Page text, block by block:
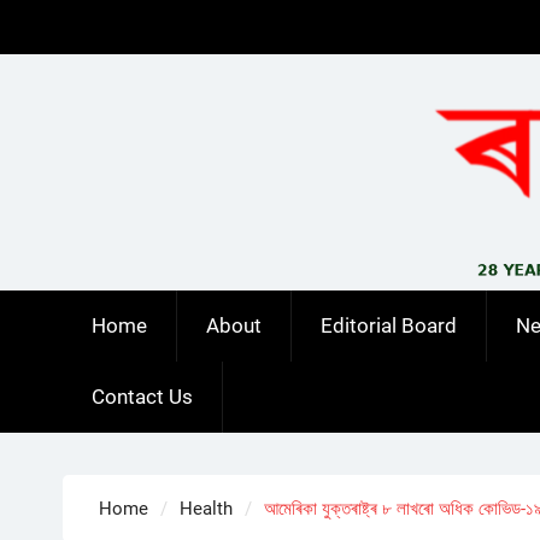
Home About Editorial Board
Contact Us
Home Health আমেৰিকা যুক্তৰাষ্ট্ৰ ৮ লাখৰো অধিক কোভিড-